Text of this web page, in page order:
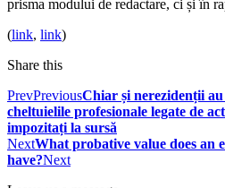
prisma modului de redactare, ci și în
(link, link)
Share this
PrevPreviousChiar și nerezidenții
cheltuielile profesionale legate de
impozitați la sursă
NextWhat probative value does an
have?Next